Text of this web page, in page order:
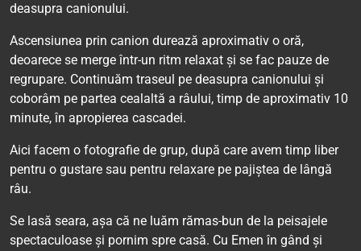
deasupra canionului.
Ascensiunea prin canion durează aproximativ o oră,
deoarece se merge într-un ritm relaxat și se fac pauze de
regrupare. Continuăm traseul pe deasupra canionului și
coborâm pe partea cealaltă a râului, timp de aproximativ 10
minute, în apropierea cascadei.
Aici facem o fotografie de grup, după care avem timp liber
pentru o gustare sau pentru relaxare pe pajiștea de lângă
râu.
Se lasă seara, așa că ne luăm rămas-bun de la peisajele
spectaculoase și pornim spre casă. Cu Emen în gând și